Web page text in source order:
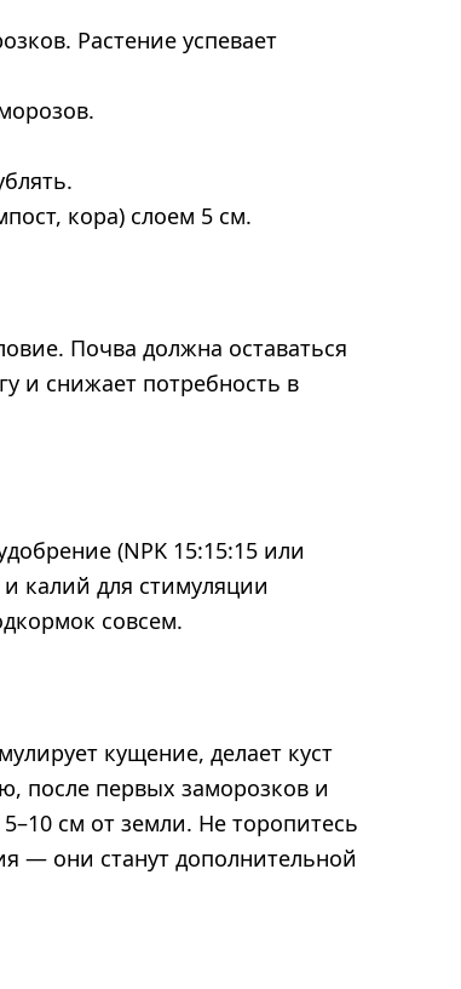
Растение успевает
кора) слоем 5 см.
Почва должна оставаться
и снижает потребность в
(NPK 15:15:15 или
калий для стимуляции
совсем.
кущение, делает куст
после первых заморозков и
см от земли. Не торопитесь
— они станут дополнительной